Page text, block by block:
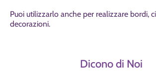
Puoi utilizzarlo anche per realizzare bordi,
decorazioni.
Dicono di Noi